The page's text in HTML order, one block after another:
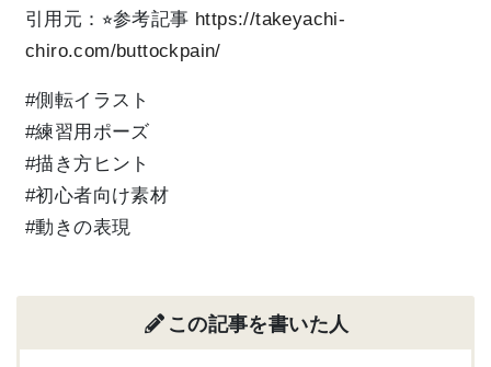
引用元：⭐︎参考記事 https://takeyachi-
chiro.com/buttockpain/
#側転イラスト
#練習用ポーズ
#描き方ヒント
#初心者向け素材
#動きの表現
この記事を書いた人